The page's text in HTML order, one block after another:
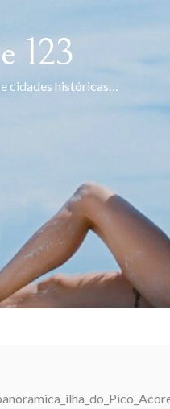
123
cidades históricas…